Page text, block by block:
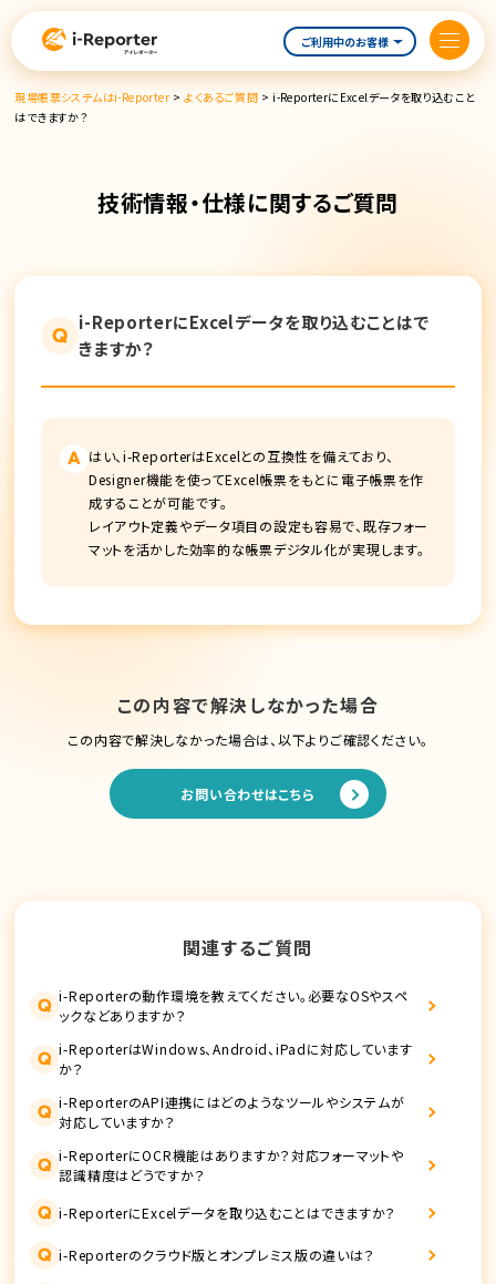
容
ご利用中のお客様
現場帳票システムはi-Reporter >よくあるご質問 >i-ReporterにExcelデータを取り込むこと
はできますか？
技術情報・仕様に関するご質問
Q
i-ReporterにExcelデータを取り込むことはで
きますか？
A はい、i-ReporterはExcelとの互換性を備えており、
Designer機能を使ってExcel帳票をもとに電子帳票を作
成することが可能です。
レイアウト定義やデータ項目の設定も容易で、既存フォー
マットを活かした効率的な帳票デジタル化が実現します。
この内容で解決しなかった場合
この内容で解決しなかった場合は、以下よりご確認ください。
お問い合わせはこちら
関連するご質問
Q i-Reporterの動作環境を教えてください。必要なOSやスペ
ックなどありますか？
Q i-ReporterはWindows、Android、iPadに対応しています
か？
Q i-ReporterのAPI連携にはどのようなツールやシステムが
対応していますか？
Q i-ReporterにOCR機能はありますか？対応フォーマットや
認識精度はどうですか？
Q i-ReporterにExcelデータを取り込むことはできますか？
Q i-Reporterのクラウド版とオンプレミス版の違いは？